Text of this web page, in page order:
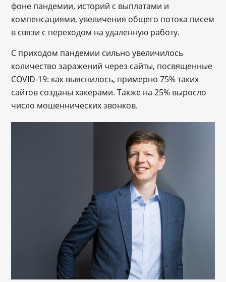
фоне пандемии, историй с выплатами и
компенсациями, увеличения общего потока писем
в связи с переходом на удаленную работу.
С приходом пандемии сильно увеличилось
количество заражений через сайты, посвященные
COVID-19: как выяснилось, примерно 75% таких
сайтов созданы хакерами. Также на 25% выросло
число мошеннических звонков.